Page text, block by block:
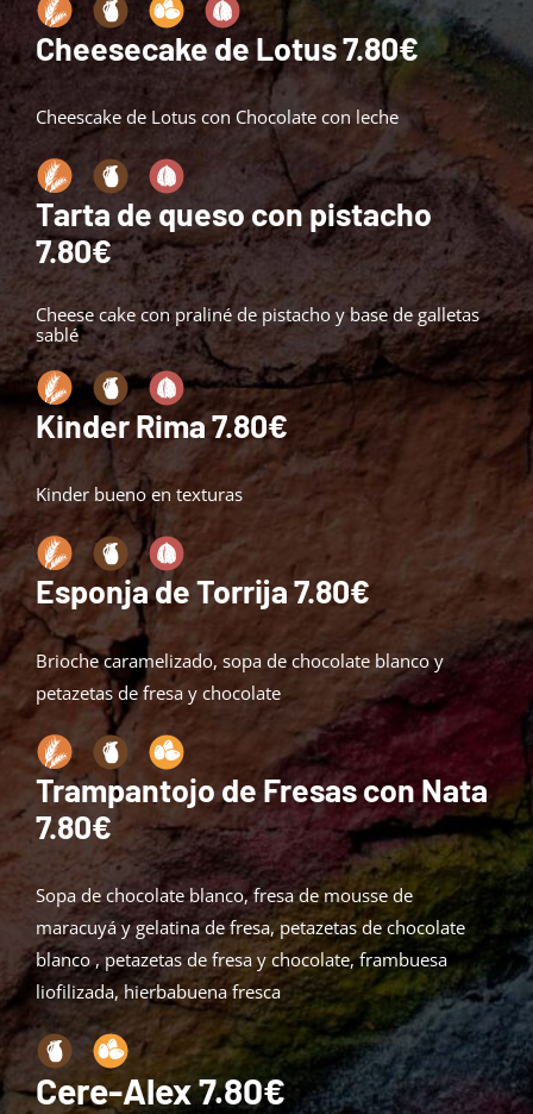
Cheesecake de Lotus7.80€
Cheescake de Lotus con Chocolate con leche
Tarta de queso con pistacho
7.80€
Cheese cake con praliné de pistacho y base de galletas
sablé
Kinder Rima7.80€
Kinder bueno en texturas
Esponja de Torrija7.80€
Brioche caramelizado, sopa de chocolate blanco y
petazetas de fresa y chocolate
Trampantojo de Fresas con Nata
7.80€
Sopa de chocolate blanco, fresa de mousse de
maracuyá y gelatina de fresa, petazetas de chocolate
blanco , petazetas de fresa y chocolate, frambuesa
liofilizada, hierbabuena fresca
Cere-Alex7.80€